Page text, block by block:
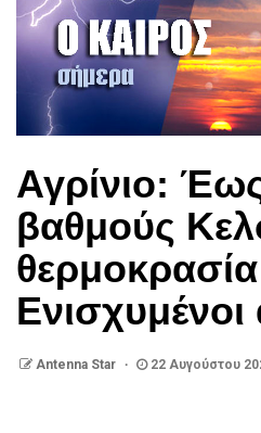
Αγρίνιο:
βαθμούς
Ενισχυμένοι
Antenna Star 22 Αυγούστου